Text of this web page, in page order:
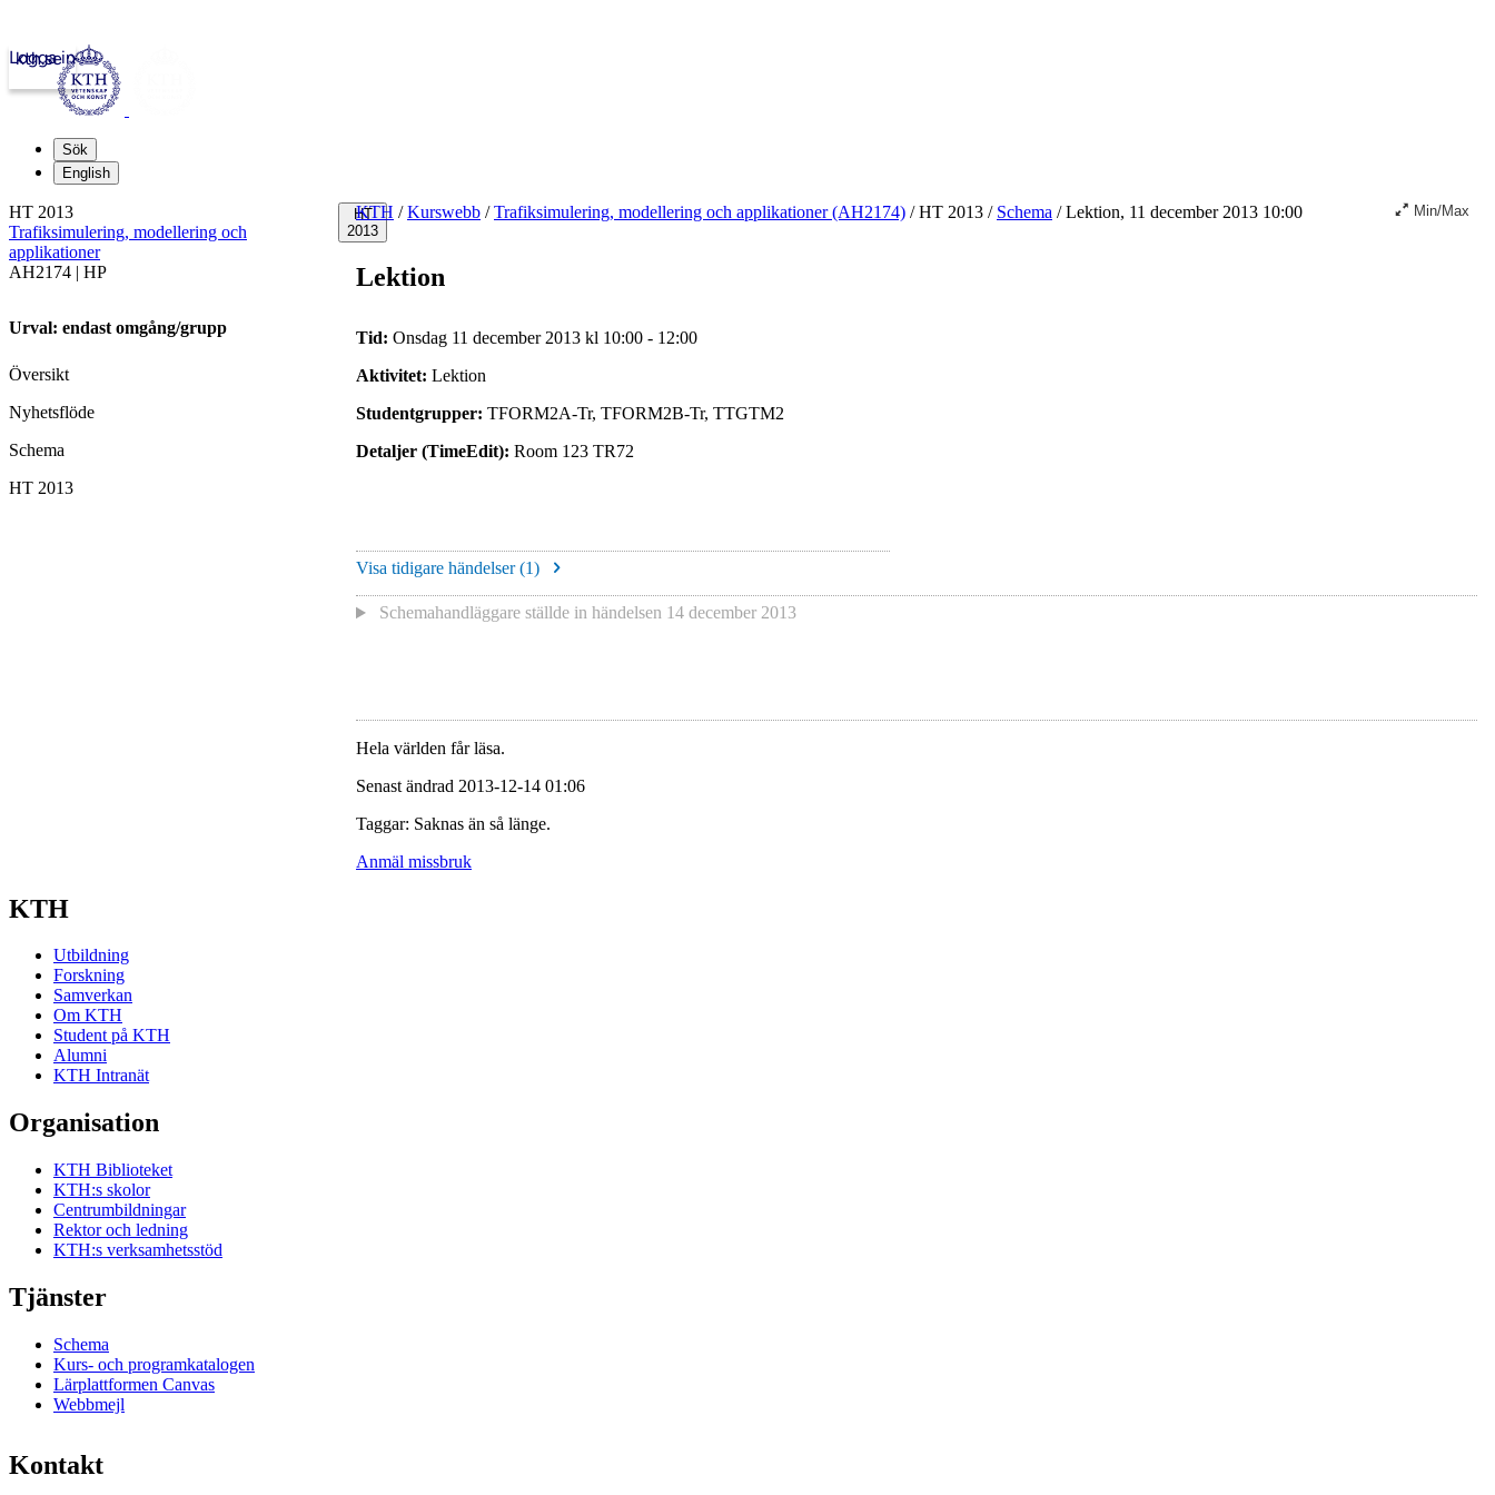
kth.se
Logga in
Sök
English
HT
2013
KTH / Kurswebb / Trafiksimulering, modellering och applikationer (AH2174) /HT 2013 / Schema /Lektion, 11 december 2013 10:00 Min/Max
Lektion
Tid: Onsdag 11 december 2013 kl 10:00 - 12:00
Aktivitet: Lektion
Studentgrupper: TFORM2A-Tr, TFORM2B-Tr, TTGTM2
Detaljer (TimeEdit): Room 123 TR72
Visa tidigare händelser (1)
Schemahandläggare ställde in händelsen 14 december 2013
Hela världen får läsa.
Senast ändrad 2013-12-14 01:06
Taggar: Saknas än så länge.
Anmäl missbruk
HT 2013
Trafiksimulering, modellering och
applikationer
AH2174 | HP
Urval: endast omgång/grupp
Översikt
Nyhetsflöde
Schema
HT 2013
KTH
Utbildning
Forskning
Samverkan
Om KTH
Student på KTH
Alumni
KTH Intranät
Organisation
KTH Biblioteket
KTH:s skolor
Centrumbildningar
Rektor och ledning
KTH:s verksamhetsstöd
Tjänster
Schema
Kurs- och programkatalogen
Lärplattformen Canvas
Webbmejl
Kontakt